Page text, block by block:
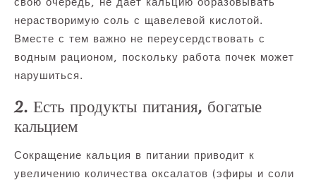
нерастворимую соль с щавелевой кислотой.
Вместе с тем важно не переусердствовать с
водным рационом, поскольку работа почек может
нарушиться.
2. Есть продукты питания, богатые
кальцием
Сокращение кальция в питании приводит к
увеличению количества оксалатов (эфиры и соли